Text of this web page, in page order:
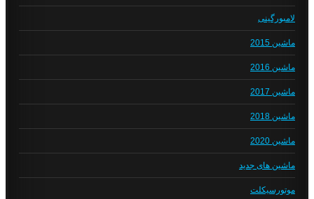
لامبورگینی
ماشین 2015
ماشین 2016
ماشین 2017
ماشین 2018
ماشین 2020
ماشین های جدید
موتورسیکلت